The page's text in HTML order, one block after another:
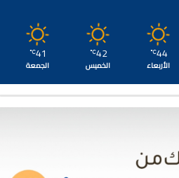
44
℃
الأربعاء
42
℃
الخميس
41
℃
الجمعة